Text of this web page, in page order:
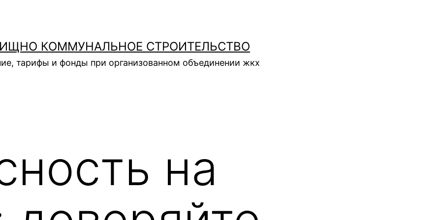
КОММУНАЛЬНОЕ СТРОИТЕЛЬСТВО
тарифы и фонды при организованном объединении жкх
на